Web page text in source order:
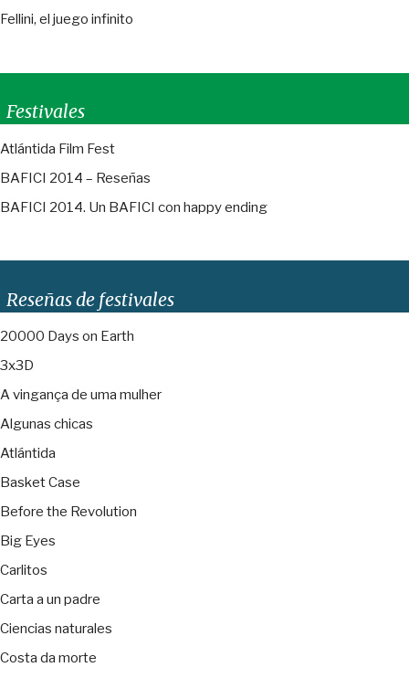
Fellini, el juego infinito
Festivales
Atlántida Film Fest
BAFICI 2014 – Reseñas
BAFICI 2014. Un BAFICI con happy ending
Reseñas de festivales
20000 Days on Earth
3x3D
A vingança de uma mulher
Algunas chicas
Atlántida
Basket Case
Before the Revolution
Big Eyes
Carlitos
Carta a un padre
Ciencias naturales
Costa da morte